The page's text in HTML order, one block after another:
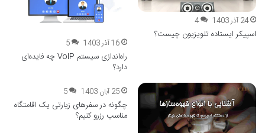
24 آذر 1403 4
اسپیکر ایستاده تلویزیون چیست؟
16 آذر 1403 5
راه‌اندازی سیستم VoIP چه فایده‌ای
دارد؟
25 آبان 1403 5
چگونه در سفرهای زیارتی یک اقامتگاه
مناسب رزرو کنیم؟